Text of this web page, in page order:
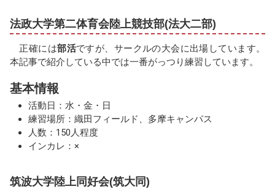
法政大学第二体育会陸上競技部(法大二部)
正確には部活ですが、サークルの大会に出場しています。
本記事で紹介している中では一番がっつり練習しています。
基本情報
活動日：水・金・日
練習場所：織田フィールド、多摩キャンパス
人数：150人程度
インカレ：×
筑波大学陸上同好会(筑大同)